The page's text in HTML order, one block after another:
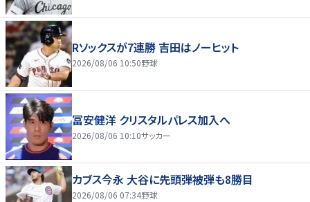
Rソックスが7連勝 吉田はノーヒット
2026/08/06 10:50野球
冨安健洋 クリスタルパレス加入へ
2026/08/06 10:10サッカー
カブス今永 大谷に先頭弾被弾も8勝目
2026/08/06 07:34野球